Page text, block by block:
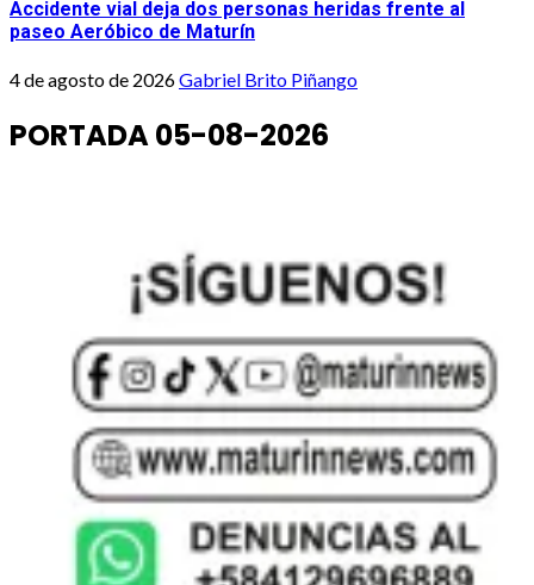
Accidente vial deja dos personas heridas frente al
paseo Aeróbico de Maturín
4 de agosto de 2026Gabriel Brito Piñango
PORTADA 05-08-2026